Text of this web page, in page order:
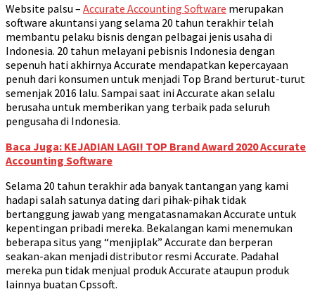
Website palsu – Accurate Accounting Software merupakan
software akuntansi yang selama 20 tahun terakhir telah
membantu pelaku bisnis dengan pelbagai jenis usaha di
Indonesia. 20 tahun melayani pebisnis Indonesia dengan
sepenuh hati akhirnya Accurate mendapatkan kepercayaan
penuh dari konsumen untuk menjadi Top Brand berturut-turut
semenjak 2016 lalu. Sampai saat ini Accurate akan selalu
berusaha untuk memberikan yang terbaik pada seluruh
pengusaha di Indonesia.
Baca Juga: KEJADIAN LAGI! TOP Brand Award 2020 Accurate
Accounting Software
Selama 20 tahun terakhir ada banyak tantangan yang kami
hadapi salah satunya dating dari pihak-pihak tidak
bertanggung jawab yang mengatasnamakan Accurate untuk
kepentingan pribadi mereka. Bekalangan kami menemukan
beberapa situs yang “menjiplak” Accurate dan berperan
seakan-akan menjadi distributor resmi Accurate. Padahal
mereka pun tidak menjual produk Accurate ataupun produk
lainnya buatan Cpssoft.